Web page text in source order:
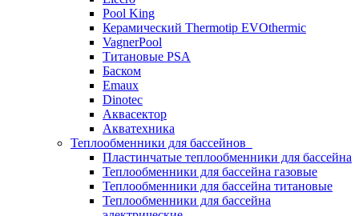
Pool King
Керамический Thermotip EVOthermic
VagnerPool
Титановые PSA
Баском
Emaux
Dinotec
Аквасектор
Акватехника
Теплообменники для бассейнов
Пластинчатые теплообменники для бассейна
Теплообменники для бассейна газовые
Теплообменники для бассейна титановые
Теплообменники для бассейна